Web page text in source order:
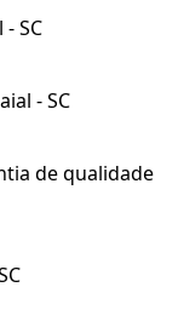
SC
- SC
de qualidade